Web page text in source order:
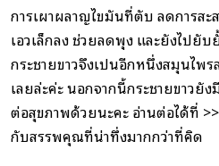
การเผาผลาญไขมันที่ตับ ลดการสะ
เอวเล็กลง ช่วยลดพุง และยังไปยับ
กระชายขาวจึงเป็นอีกหนึ่งสมุนไ
เลยล่ะค่ะ นอกจากนี้กระชายขาว
ต่อสุขภาพด้วยนะคะ อ่านต่อได้ที่
กับสรรพคุณที่น่าทึ่งมากกว่าที่คิด